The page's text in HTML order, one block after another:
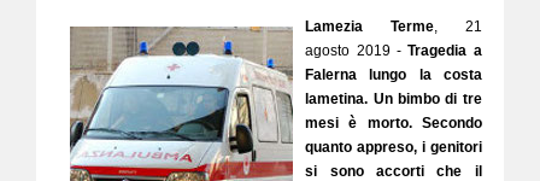
Lamezia Terme, 21
agosto 2019 -Tragedia a
Falerna lungo la costa
lametina. Un bimbo di tre
mesi è morto. Secondo
quanto appreso, i genitori
si sono accorti che il